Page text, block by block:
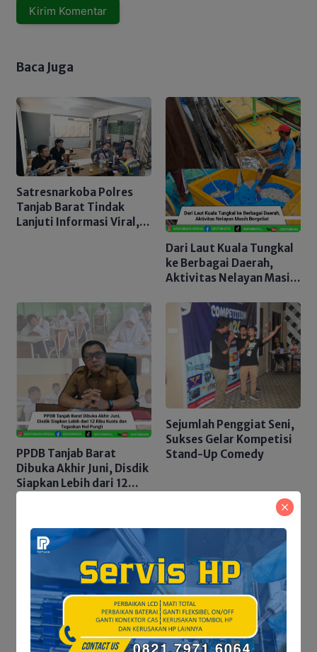
Baca Juga
Satresnarkoba Polres
Tanjab Barat Tindak
Lanjuti Informasi Viral,
Dari Laut Kuala Tungkal
ke Berbagai Daerah,
Aktivitas Nelayan Masih
PPDB Tanjab Barat
Dibuka Akhir Juni, Disdik
Siapkan Lebih dari 12
Ribu Kuota dan
Sejumlah Penggiat Seni,
Sukses Gelar Kompetisi
Stand-Up Comedy
Perlindungan Ruang
Hidup Warga Aurkenali
Penelusuran Dua Hari,
FAJI Tanjab Barat &
MAPALA Data Potensi
Sungai Tembulun